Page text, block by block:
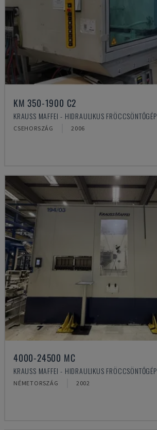
KM 350-1900 C2
KRAUSS MAFFEI - HIDRAULIKUS FRÖCCSÖNTŐGÉP
CSEHORSZÁG 2006
4000-24500 MC
KRAUSS MAFFEI - HIDRAULIKUS FRÖCCSÖNTŐGÉP
NÉMETORSZÁG 2002